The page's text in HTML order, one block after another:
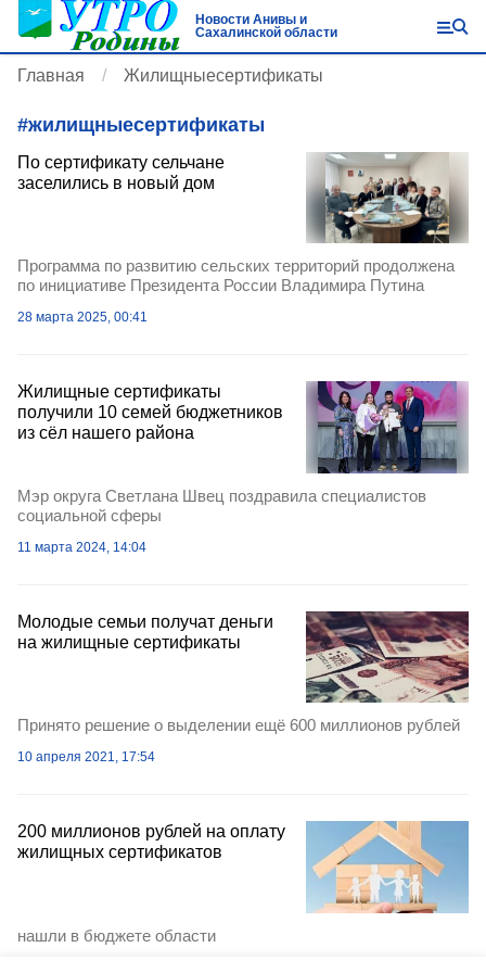
Новости Анивы и
Сахалинской области
Главная Жилищныесертификаты
#жилищныесертификаты
По сертификату сельчане
заселились в новый дом
Программа по развитию сельских территорий продолжена
по инициативе Президента России Владимира Путина
28 марта 2025, 00:41
Жилищные сертификаты
получили 10 семей бюджетников
из сёл нашего района
Мэр округа Светлана Швец поздравила специалистов
социальной сферы
11 марта 2024, 14:04
Молодые семьи получат деньги
на жилищные сертификаты
Принято решение о выделении ещё 600 миллионов рублей
10 апреля 2021, 17:54
200 миллионов рублей на оплату
жилищных сертификатов
нашли в бюджете области